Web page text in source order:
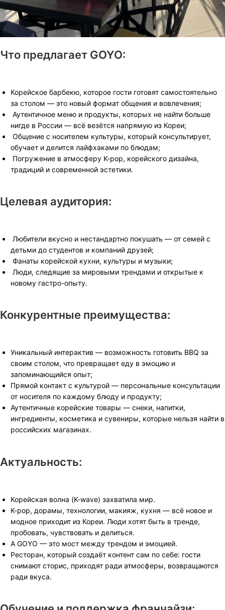
Что предлагает GOYO:
Корейское барбекю, которое гости готовят самостоятельно
за столом — это новый формат общения и вовлечения;
Аутентичное меню и продукты, которых не найти больше
нигде в России — всё везётся напрямую из Кореи;
Общение с носителем культуры, который консультирует,
обучает и делится лайфхаками по блюдам;
Погружение в атмосферу K-pop, корейского дизайна,
традиций и современной эстетики.
Целевая аудитория:
Любители вкусно и нестандартно покушать — от семей с
детьми до студентов и компаний друзей;
Фанаты корейской кухни, культуры и музыки;
Люди, следящие за мировыми трендами и открытые к
новому гастро-опыту.
Конкурентные преимущества:
Уникальный интерактив — возможность готовить BBQ за
своим столом, что превращает еду в эмоцию и
запоминающийся опыт;
Прямой контакт с культурой — персональные консультации
от носителя по каждому блюду и продукту;
Аутентичные корейские товары — снеки, напитки,
ингредиенты, косметика и сувениры, которые нельзя найти в
российских магазинах.
Актуальность:
Корейская волна (K-wave) захватила мир.
K-pop, дорамы, технологии, макияж, кухня — всё новое и
модное приходит из Кореи. Люди хотят быть в тренде,
пробовать, чувствовать и делиться.
А GOYO — это мост между трендом и эмоцией.
Ресторан, который создаёт контент сам по себе: гости
снимают сторис, приходят ради атмосферы, возвращаются
ради вкуса.